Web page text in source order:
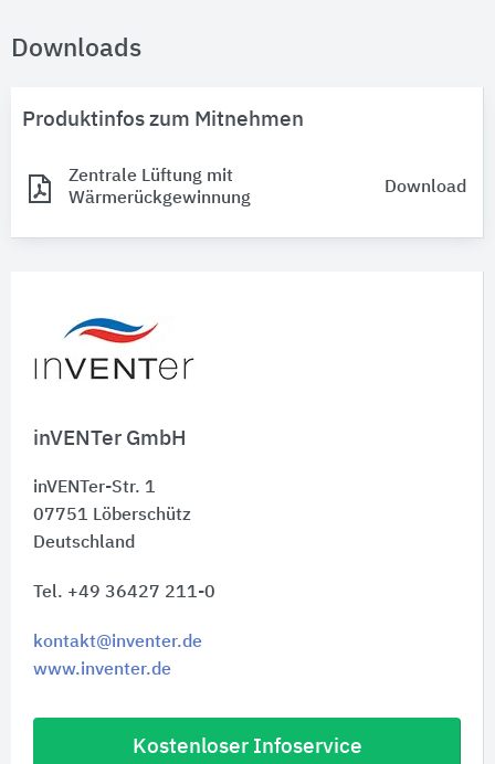
inVENTer GmbH
inVENTer-Str. 1
07751 Löberschütz
Deutschland
Tel. +49 36427 211-0
kontakt@inventer.de
www.inventer.de
Kostenloser Infoservice
Downloads
Produktinfos zum Mitnehmen
Zentrale Lüftung mit
Wärmerückgewinnung
Download